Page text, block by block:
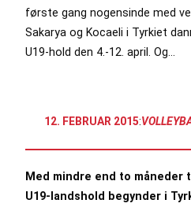
første gang nogensinde med
Sakarya og Kocaeli i Tyrkiet
U19-hold den 4.-12. april. Og…
12. FEBRUAR 2015:
Med mindre end to
U19-landshold begynder i